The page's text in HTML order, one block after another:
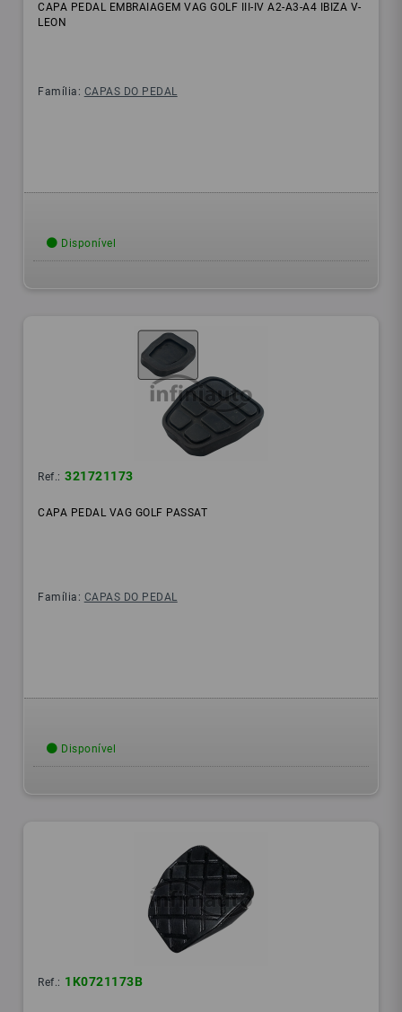
CAPA PEDAL EMBRAIAGEM VAG GOLF III-IV A2-A3-A4 IBIZA V-
LEON
Família: CAPAS DO PEDAL
Disponível
Ref.: 321721173
CAPA PEDAL VAG GOLF PASSAT
Família: CAPAS DO PEDAL
Disponível
Ref.: 1K0721173B